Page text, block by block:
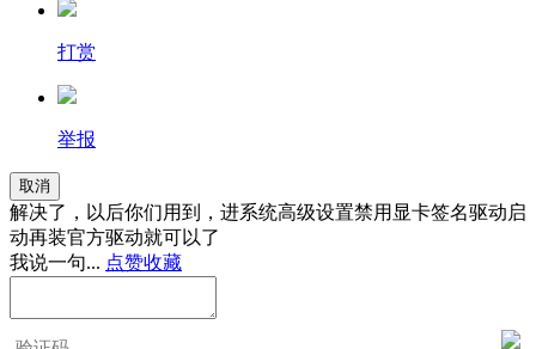
打赏
举报
取消
解决了，以后你们用到，进系统高级设置禁用显卡签名驱动启
动再装官方驱动就可以了
我说一句... 点赞收藏